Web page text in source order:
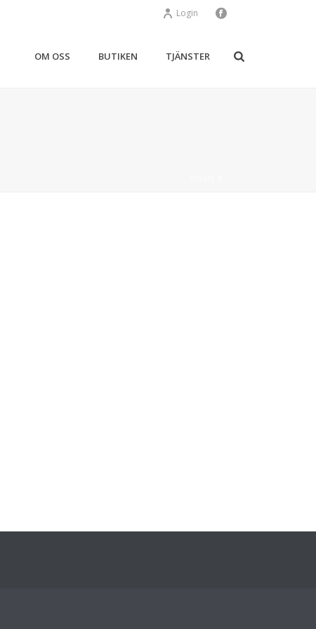
Login
OM OSS BUTIKEN TJÄNSTER